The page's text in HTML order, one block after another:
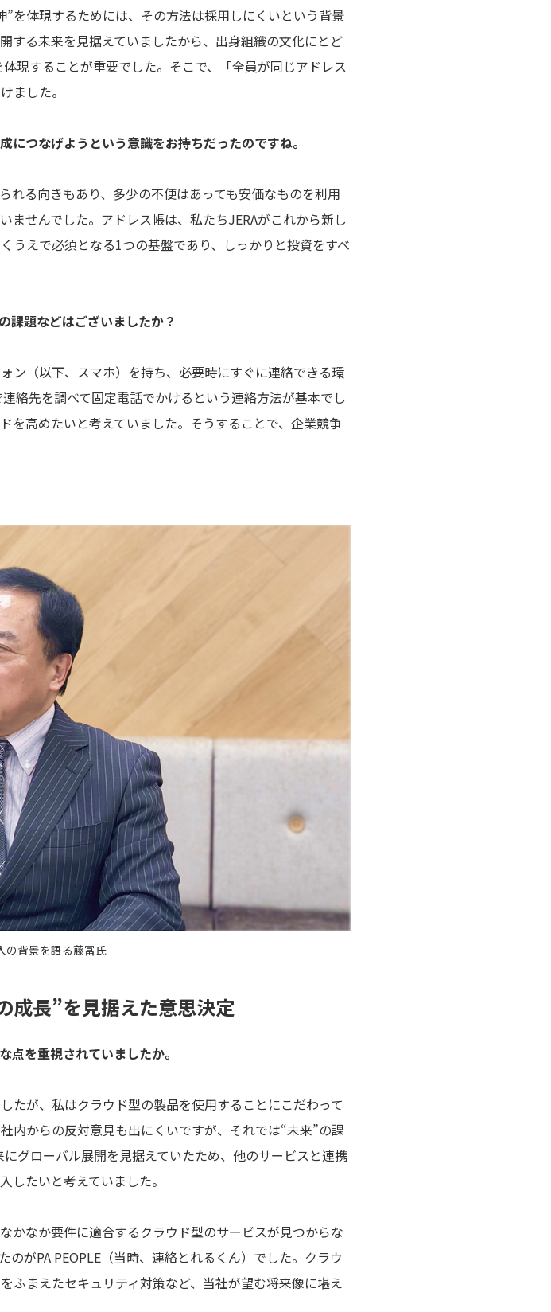
を体現するためには、その方法は採用しにくいという背景
する未来を見据えていましたから、出身組織の文化にとど
現することが重要でした。そこで、「全員が同じアドレス
ました。
つなげようという意識をお持ちだったのですね。
る向きもあり、多少の不便はあっても安価なものを利用
せんでした。アドレス帳は、私たちJERAがこれから新し
うえで必須となる1つの基盤であり、しっかりと投資をすべ
題などはございましたか？
ン（以下、スマホ）を持ち、必要時にすぐに連絡できる環
絡先を調べて固定電話でかけるという連絡方法が基本でし
を高めたいと考えていました。そうすることで、企業競争
の背景を語る藤冨氏
成長”を見据えた意思決定
を重視されていましたか。
たが、私はクラウド型の製品を使用することにこだわって
内からの反対意見も出にくいですが、それでは“未来”の課
グローバル展開を見据えていたため、他のサービスと連携
したいと考えていました。
かなか要件に適合するクラウド型のサービスが見つからな
がPA PEOPLE（当時、連絡とれるくん）でした。クラウ
まえたセキュリティ対策など、当社が望む将来像に堪え